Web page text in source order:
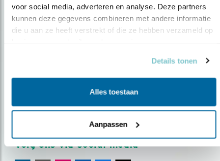
voor social media, adverteren en analyse. Deze partners
kunnen deze gegevens combineren met andere informatie
die u aan ze heeft verstrekt of die ze hebben verzameld op
Details tonen
Alles toestaan
Aanpassen
over vogels en activiteiten van Vogelbescherming.
AANMELDEN VOGELNIEUWS
Volg ons via social media